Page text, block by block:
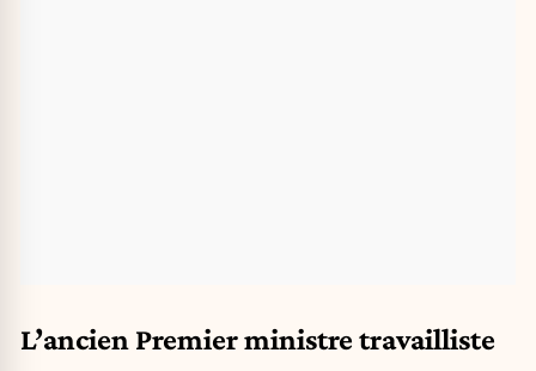
L’ancien Premier ministre travailliste